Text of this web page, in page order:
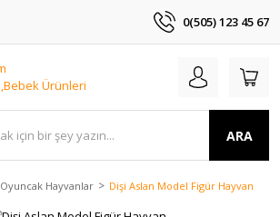
0(505) 123 45 67
ARA
Oyuncak Hayvanlar Dişi Aslan Model Figür Hayvan